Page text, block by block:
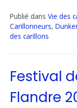
Publié dans Vie des
Carillonneurs,
des carillons
Festival
Flandre